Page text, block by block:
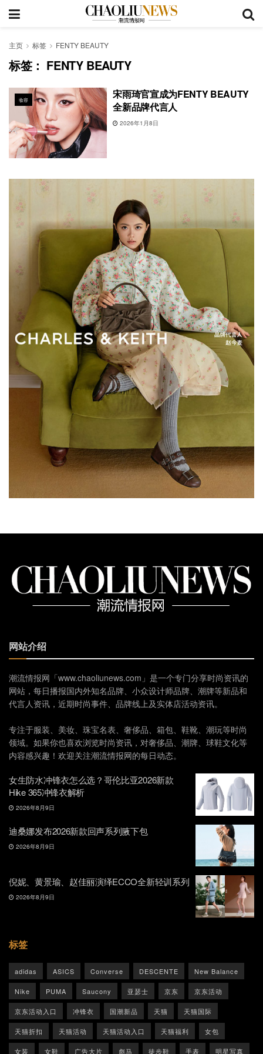
主页 标签 FENTY BEAUTY
标签： FENTY BEAUTY
妆容
宋雨琦官宣成为FENTY BEAUTY
全新品牌代言人
2026年1月8日
网站介绍
潮流情报网「www.chaoliunews.com」是一个专门分享时尚资讯的
网站，每日播报国内外知名品牌、小众设计师品牌、潮牌等新品和
代言人资讯，近期时尚事件、品牌线上及实体店活动资讯。
专注于服装、美妆、珠宝名表、奢侈品、箱包、鞋靴、潮玩等时尚
领域。如果你也喜欢浏览时尚资讯，对奢侈品、潮牌、球鞋文化等
内容感兴趣！欢迎关注潮流情报网的每日动态。
女生防水冲锋衣怎么选？哥伦比亚2026新款
Hike 365冲锋衣解析
2026年8月9日
迪桑娜发布2026新款回声系列腋下包
2026年8月9日
倪妮、黄景瑜、赵佳丽演绎ECCO全新轻训系列
2026年8月9日
标签
adidas ASICS Converse DESCENTE New Balance
Nike PUMA Saucony 亚瑟士 京东 京东活动
京东活动入口 冲锋衣 国潮新品 天猫 天猫国际
天猫折扣 天猫活动 天猫活动入口 天猫福利 女包
女装 女鞋 广告大片 彪马 徒步鞋 手表 明星写真